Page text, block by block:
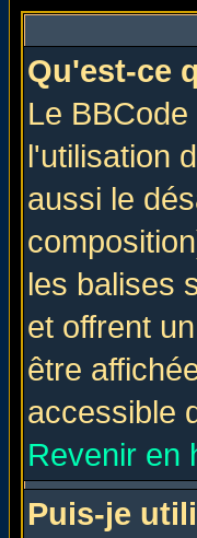
Qu'est-ce
Le
l'utilisation
aussi le
les balises
et offrent
être
accessible
Revenir en
Puis-je